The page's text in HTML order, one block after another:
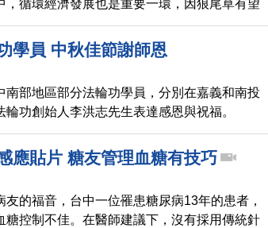
誤差範圍內，柯吳配則是以22.
，循環經濟發展也是重要一環，因狼尾草有望
點項目，有生技公司攜手學界，參與推廣計
加入種植，助攻循環經濟發展。
學員 中秋佳節謝師恩
南部地區部分法輪功學員，分別在嘉義和南投
功創始人李洪志先生表達感恩與祝福。
應貼片 糖友管理血糖有技巧
友的福音，台中一位罹患糖尿病13年的患者，
糖控制不佳。在醫師建議下，沒有採用傳統針